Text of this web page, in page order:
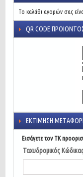
Το καλάθι αγορών σας
QR CODE
ΕΚΤΊΜΗΣΗ
Εισάγετε τον ΤΚ
Ταχυδρομικός